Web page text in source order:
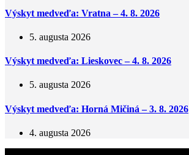
Výskyt medveďa: Vratna – 4. 8. 2026
5. augusta 2026
Výskyt medveďa: Lieskovec – 4. 8. 2026
5. augusta 2026
Výskyt medveďa: Horná Mičiná – 3. 8. 2026
4. augusta 2026